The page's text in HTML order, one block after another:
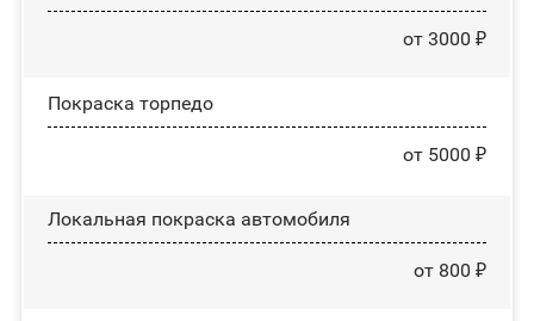
от 3000 ₽
Покраска торпедо
от 5000 ₽
Локальная покраска автомобиля
от 800 ₽